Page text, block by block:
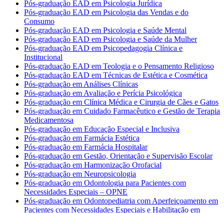
Pós-graduação EAD em Psicologia Jurídica
Pós-graduação EAD em Psicologia das Vendas e do
Consumo
Pós-graduação EAD em Psicologia e Saúde Mental
Pós-graduação EAD em Psicologia e Saúde da Mulher
Pós-graduação EAD em Psicopedagogia Clínica e
Institucional
Pós-graduação EAD em Teologia e o Pensamento Religioso
Pós-graduação EAD em Técnicas de Estética e Cosmética
Pós-graduação em Análises Clínicas
Pós-graduação em Avaliação e Perícia Psicológica
Pós-graduação em Clínica Médica e Cirurgia de Cães e Gatos
Pós-graduação em Cuidado Farmacêutico e Gestão de Terapia
Medicamentosa
Pós-graduação em Educação Especial e Inclusiva
Pós-graduação em Farmácia Estética
Pós-graduação em Farmácia Hospitalar
Pós-graduação em Gestão, Orientação e Supervisão Escolar
Pós-graduação em Harmonização Orofacial
Pós-graduação em Neuropsicologia
Pós-graduação em Odontologia para Pacientes com
Necessidades Especiais – OPNE
Pós-graduação em Odontopediatria com Aperfeiçoamento em
Pacientes com Necessidades Especiais e Habilitação em